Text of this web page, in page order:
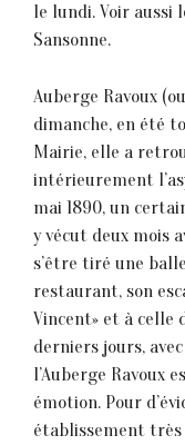
le lundi. Voir aussi
Sansonne.
Auberge Ravoux
dimanche, en été
Mairie, elle a
intérieurement
mai 1890, un
y vécut deux mois
s’être tiré une
restaurant, son
Vincent» et à celle
derniers jours,
l’Auberge Ravoux
émotion. Pour
établissement